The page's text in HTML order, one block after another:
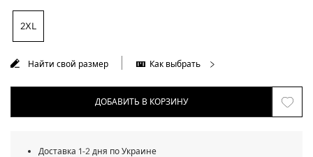
2XL
Найти свой размер Как выбрать
ДОБАВИТЬ В КОРЗИНУ
Доставка 1-2 дня по Украине